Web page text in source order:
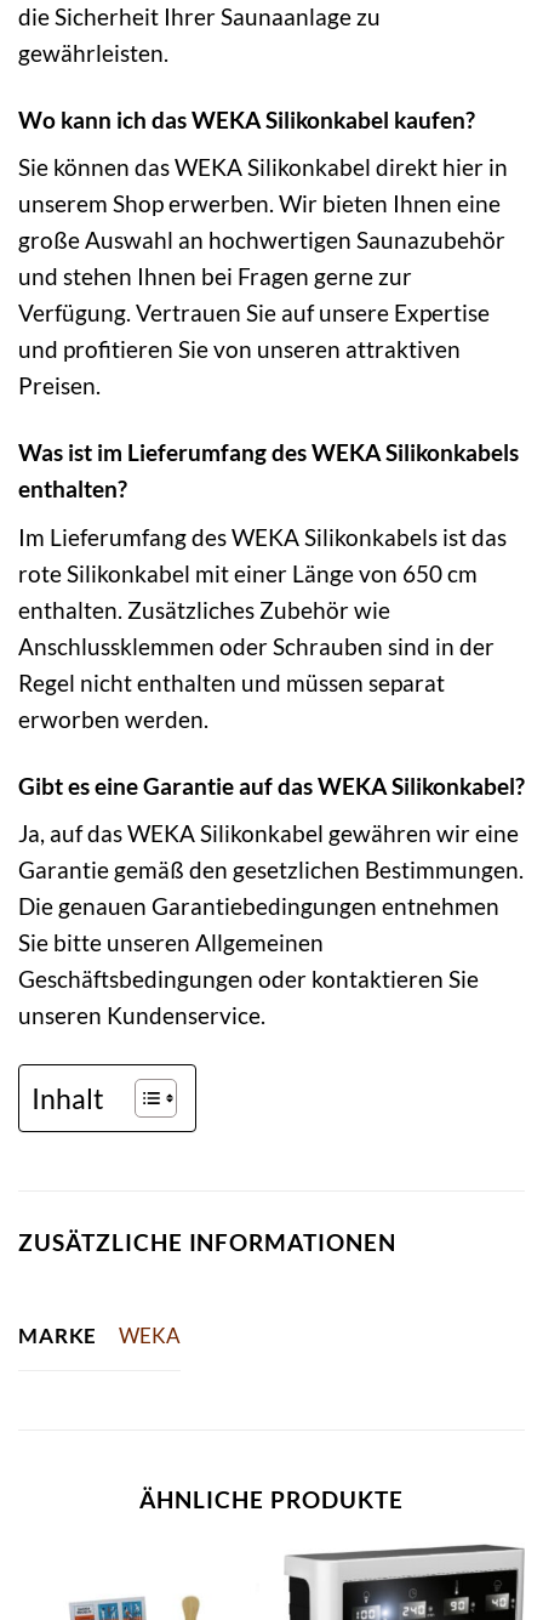
die Sicherheit Ihrer Saunaanlage zu
gewährleisten.
Wo kann ich das WEKA Silikonkabel kaufen?
Sie können das WEKA Silikonkabel direkt hier in
unserem Shop erwerben. Wir bieten Ihnen eine
große Auswahl an hochwertigen Saunazubehör
und stehen Ihnen bei Fragen gerne zur
Verfügung. Vertrauen Sie auf unsere Expertise
und profitieren Sie von unseren attraktiven
Preisen.
Was ist im Lieferumfang des WEKA Silikonkabels
enthalten?
Im Lieferumfang des WEKA Silikonkabels ist das
rote Silikonkabel mit einer Länge von 650 cm
enthalten. Zusätzliches Zubehör wie
Anschlussklemmen oder Schrauben sind in der
Regel nicht enthalten und müssen separat
erworben werden.
Gibt es eine Garantie auf das WEKA Silikonkabel?
Ja, auf das WEKA Silikonkabel gewähren wir eine
Garantie gemäß den gesetzlichen Bestimmungen.
Die genauen Garantiebedingungen entnehmen
Sie bitte unseren Allgemeinen
Geschäftsbedingungen oder kontaktieren Sie
unseren Kundenservice.
Inhalt
ZUSÄTZLICHE INFORMATIONEN
MARKE WEKA
ÄHNLICHE PRODUKTE